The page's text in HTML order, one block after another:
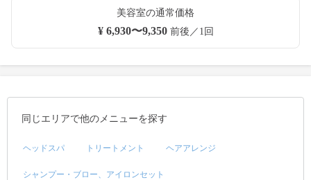
美容室の通常価格
¥ 6,930〜9,350前後／1回
同じエリアで他のメニューを探す
ヘッドスパ トリートメント ヘアアレンジ
シャンプー・ブロー、アイロンセット